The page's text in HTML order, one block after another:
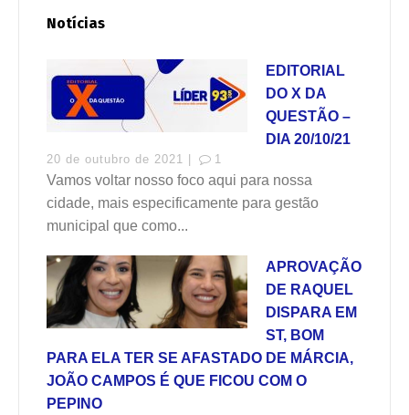
Notícias
EDITORIAL
DO X DA
QUESTÃO –
DIA 20/10/21
20 de outubro de 2021 | 1
Vamos voltar nosso foco aqui para nossa
cidade, mais especificamente para gestão
municipal que como...
APROVAÇÃO
DE RAQUEL
DISPARA EM
ST, BOM
PARA ELA TER SE AFASTADO DE MÁRCIA,
JOÃO CAMPOS É QUE FICOU COM O
PEPINO